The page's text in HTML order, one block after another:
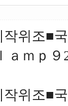
위조■
ｌａｍ
위조■